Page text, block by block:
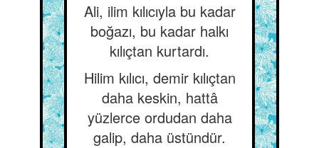
Ali, ilim kılıcıyla bu kadar
boğazı, bu kadar halkı
kılıçtan kurtardı.
Hilim kılıcı, demir kılıçtan
daha keskin, hattâ
yüzlerce ordudan daha
galip, daha üstündür.